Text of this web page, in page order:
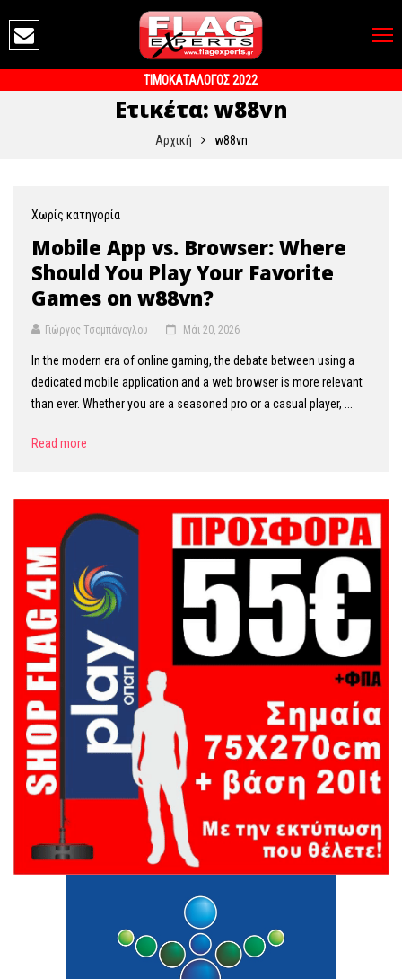
ΤΙΜΟΚΑΤΑΛΟΓΟΣ 2022
Ετικέτα: w88vn
Αρχική w88vn
Χωρίς κατηγορία
Mobile App vs. Browser: Where
Should You Play Your Favorite
Games on w88vn?
Γιώργος Τσομπάνογλου Μάι 20, 2026
In the modern era of online gaming, the debate between using a
dedicated mobile application and a web browser is more relevant
than ever. Whether you are a seasoned pro or a casual player, ...
Read more